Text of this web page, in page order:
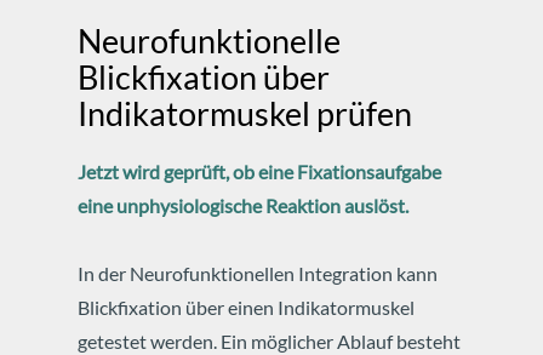
Neurofunktionelle
Blickfixation über
Indikatormuskel prüfen
Jetzt wird geprüft, ob eine Fixationsaufgabe
eine unphysiologische Reaktion auslöst.
In der Neurofunktionellen Integration kann
Blickfixation über einen Indikatormuskel
getestet werden. Ein möglicher Ablauf besteht